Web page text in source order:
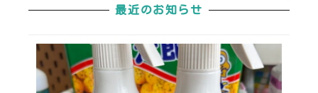
最近のお知らせ